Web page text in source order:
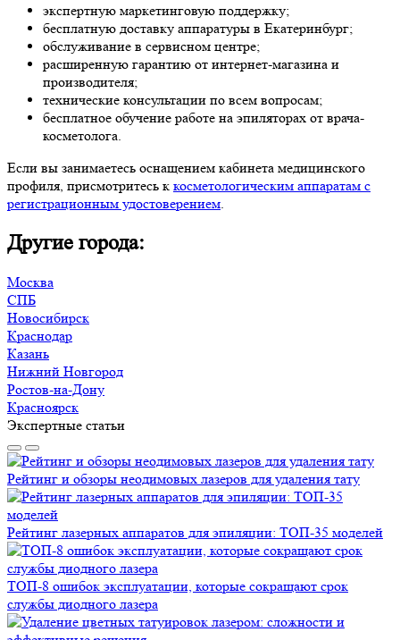
экспертную маркетинговую поддержку;
бесплатную доставку аппаратуры в Екатеринбург;
обслуживание в сервисном центре;
расширенную гарантию от интернет-магазина и
производителя;
технические консультации по всем вопросам;
бесплатное обучение работе на эпиляторах от врача-
косметолога.
Если вы занимаетесь оснащением кабинета медицинского
профиля, присмотритесь к косметологическим аппаратам с
регистрационным удостоверением
Другие города:
Москва
СПБ
Новосибирск
Краснодар
Казань
Нижний Новгород
Ростов-на-Дону
Красноярск
Экспертные статьи
Рейтинг и обзоры неодимовых лазеров для удаления тату
Рейтинг лазерных аппаратов для эпиляции: ТОП-35 моделей
ТОП-8 ошибок эксплуатации, которые сокращают срок
службы диодного лазера